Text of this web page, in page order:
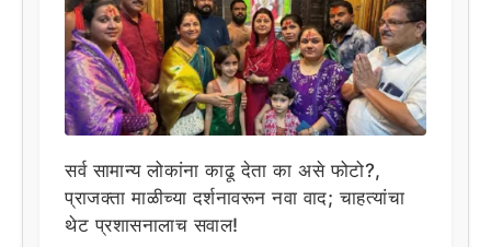
सर्व सामान्य लोकांना काढू देता का असे फोटो?,
प्राजक्ता माळीच्या दर्शनावरून नवा वाद; चाहत्यांचा
थेट प्रशासनालाच सवाल!